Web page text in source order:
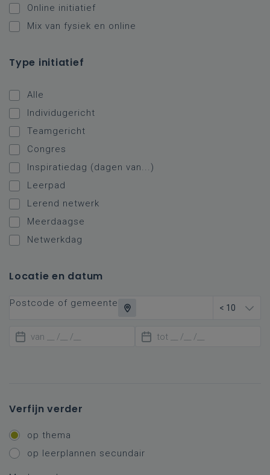
Online initiatief
Mix van fysiek en online
Type initiatief
Alle
Individugericht
Teamgericht
Congres
Inspiratiedag (dagen van...)
Leerpad
Lerend netwerk
Meerdaagse
Netwerkdag
Locatie en datum
Postcode of gemeente < 10
Verfijn verder
op thema
op leerplannen secundair